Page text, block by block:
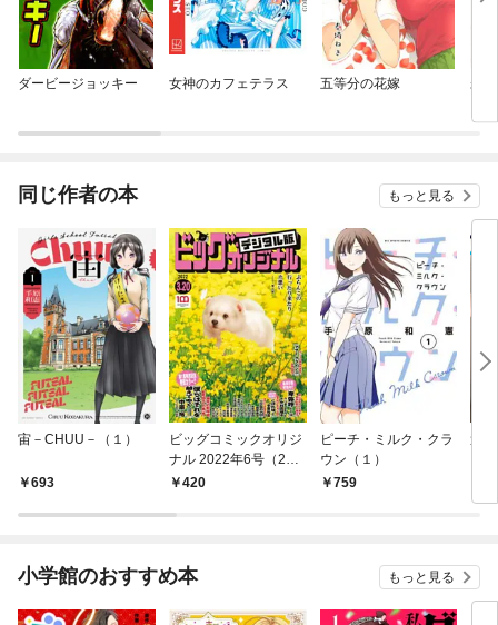
ダービージョッキー 女神のカフェテラス 五等分の花嫁 未
同じ作者の本 もっと見る
宙－CHUU－（１）
693
ビッグコミックオリジ
ナル 2022年6号（202
2年3月4日発売)
420
ピーチ・ミルク・クラ
ウン（１）
759
週
ビ
小学館のおすすめ本 もっと見る